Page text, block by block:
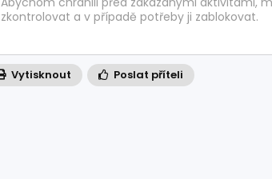
zkontrolovat a v případě potřeby ji zablokovat.
Vytisknout Poslat příteli